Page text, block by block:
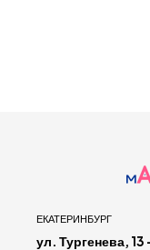
ЕКАТЕРИНБУРГ
ул. Тургенева, 13